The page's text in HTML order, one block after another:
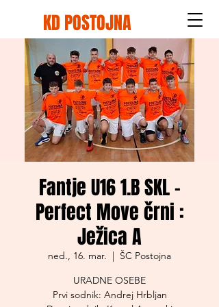
KD POSTOJNA
Fantje U16 1.B SKL -
Perfect Move črni :
Ježica A
ned., 16. mar.
  |
ŠC Postojna
URADNE OSEBE
Prvi sodnik: Andrej Hrbljan